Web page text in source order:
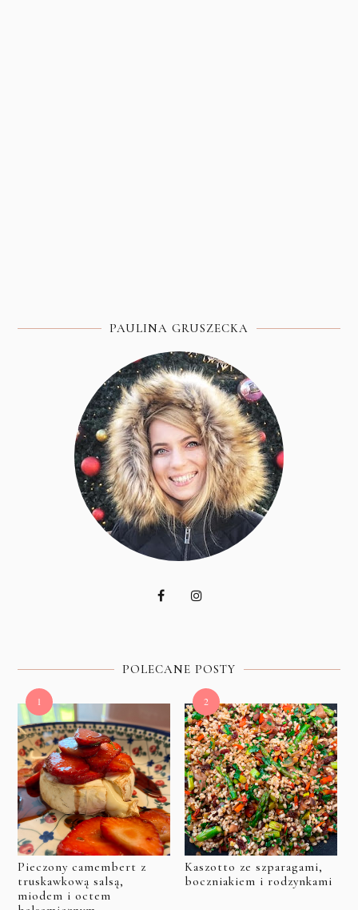
PAULINA GRUSZECKA
POLECANE POSTY
Pieczony camembert z
truskawkową salsą,
miodem i octem
Kaszotto ze szparagami,
boczniakiem i rodzynkami